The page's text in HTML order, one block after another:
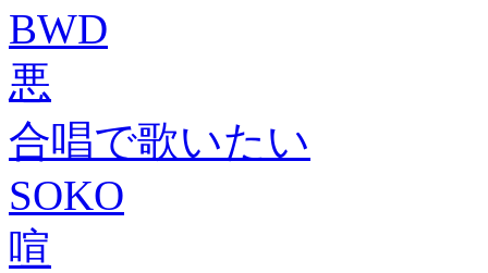
BWD
悪
合唱で歌いたい
SOKO
喧